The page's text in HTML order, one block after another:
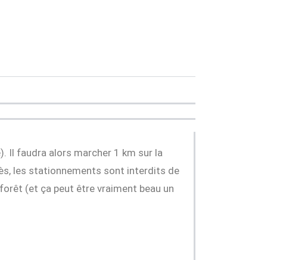
Il faudra alors marcher 1 km sur la
les stationnements sont interdits de
(et ça peut être vraiment beau un